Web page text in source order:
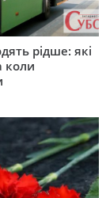
рідше: які
коли